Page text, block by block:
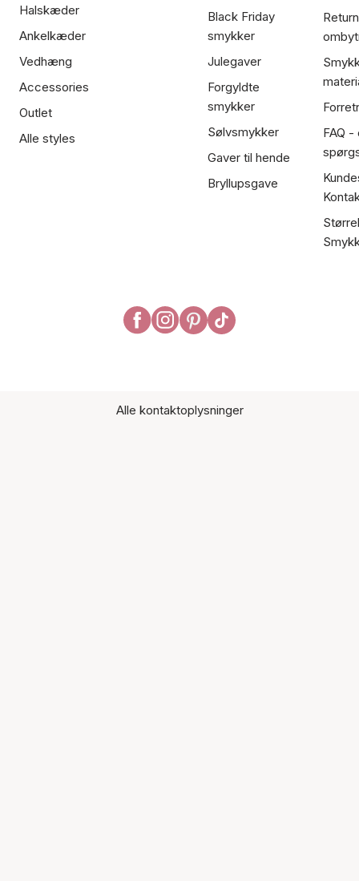
Halskæder
Ankelkæder
Vedhæng
Accessories
Outlet
Alle styles
Black Friday
smykker
Julegaver
Forgyldte
smykker
Sølvsmykker
Gaver til hende
Bryllupsgave
FAQ
Alle kontaktoplysninger